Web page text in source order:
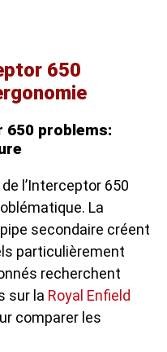
650
650 problems:
l’Interceptor 650
La
secondaire créent
particulièrement
recherchent
sur la Royal Enfield
comparer les